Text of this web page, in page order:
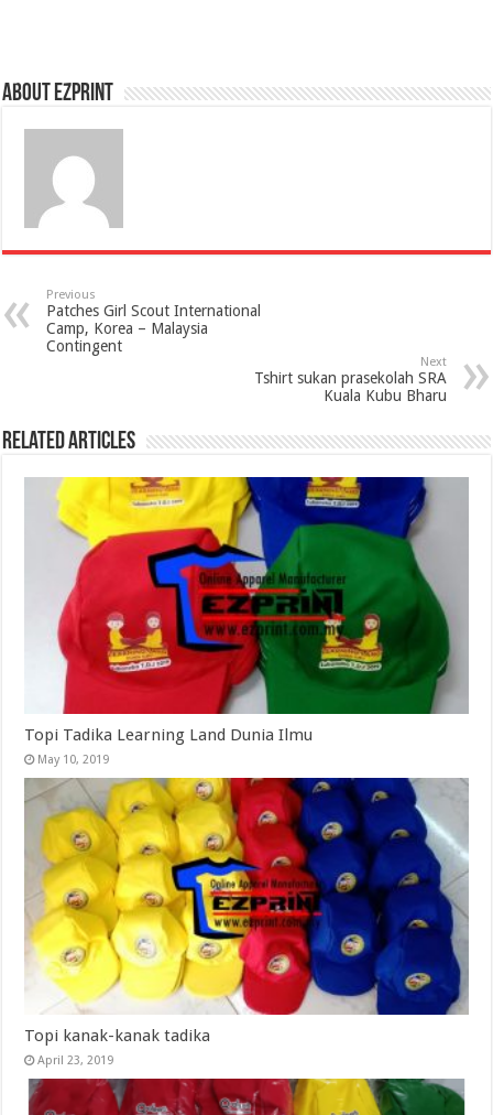
About Ezprint
Previous
Patches Girl Scout International
Camp, Korea – Malaysia
Contingent
Next
Tshirt sukan prasekolah SRA
Kuala Kubu Bharu
Related Articles
Topi Tadika Learning Land Dunia Ilmu
May 10, 2019
Topi kanak-kanak tadika
April 23, 2019